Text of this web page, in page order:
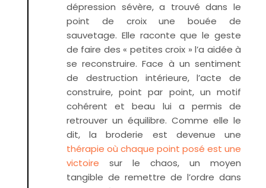
dépression sévère, a trouvé dans le
point de croix une bouée de
sauvetage. Elle raconte que le geste
de faire des « petites croix » l’a aidée à
se reconstruire. Face à un sentiment
de destruction intérieure, l’acte de
construire, point par point, un motif
cohérent et beau lui a permis de
retrouver un équilibre. Comme elle le
dit, la broderie est devenue une
thérapie où chaque point posé est une
victoire sur le chaos, un moyen
tangible de remettre de l’ordre dans